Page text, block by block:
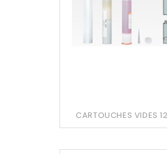
CARTOUCHES VIDES